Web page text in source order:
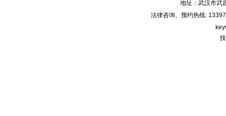
地址：武汉市武
法律咨询、预约热线: